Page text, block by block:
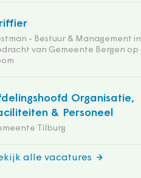
- Bestuur & Management in
van Gemeente Bergen op
Organisatie,
& Personeel
Tilburg
alle vacatures